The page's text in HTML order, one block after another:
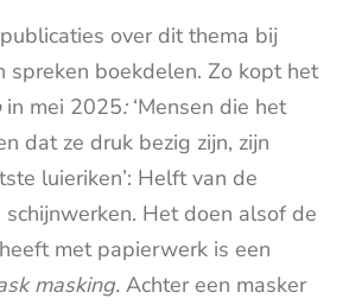
over dit thema bij
spreken boekdelen. Zo kopt het
in mei 2025: ‘Mensen die het
dat ze druk bezig zijn, zijn
luieriken’: Helft van de
Het doen alsof de
met papierwerk is een
masking. Achter een masker